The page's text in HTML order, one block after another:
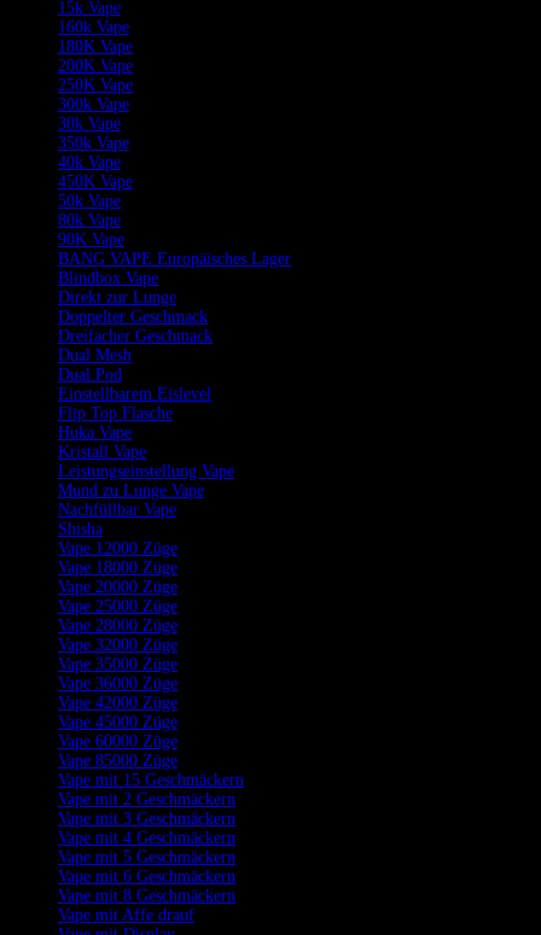
15k Vape
160k Vape
180K Vape
200K Vape
250K Vape
300k Vape
30k Vape
350k Vape
40k Vape
450K Vape
50k Vape
80k Vape
90K Vape
BANG VAPE Europäisches Lager
Blindbox Vape
Direkt zur Lunge
Doppelter Geschmack
Dreifacher Geschmack
Dual Mesh
Dual Pod
Einstellbarem Eislevel
Flip Top Flasche
Huka Vape
Kristall Vape
Leistungseinstellung Vape
Mund zu Lunge Vape
Nachfüllbar Vape
Shisha
Vape 12000 Züge
Vape 18000 Züge
Vape 20000 Züge
Vape 25000 Züge
Vape 28000 Züge
Vape 32000 Züge
Vape 35000 Züge
Vape 36000 Züge
Vape 42000 Züge
Vape 45000 Züge
Vape 60000 Züge
Vape 85000 Züge
Vape mit 15 Geschmäckern
Vape mit 2 Geschmäckern
Vape mit 3 Geschmäckern
Vape mit 4 Geschmäckern
Vape mit 5 Geschmäckern
Vape mit 6 Geschmäckern
Vape mit 8 Geschmäckern
Vape mit Affe drauf